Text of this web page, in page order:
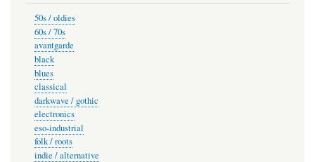
50s / oldies
60s / 70s
avantgarde
black
blues
classical
darkwave / gothic
electronics
eso-industrial
folk / roots
indie / alternative